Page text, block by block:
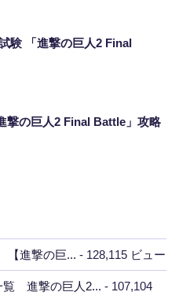
験 「進撃の巨人2 Final
撃の巨人2 Final Battle」攻略
【進撃の巨... - 128,115 ビュー
覧 進撃の巨人2... - 107,104